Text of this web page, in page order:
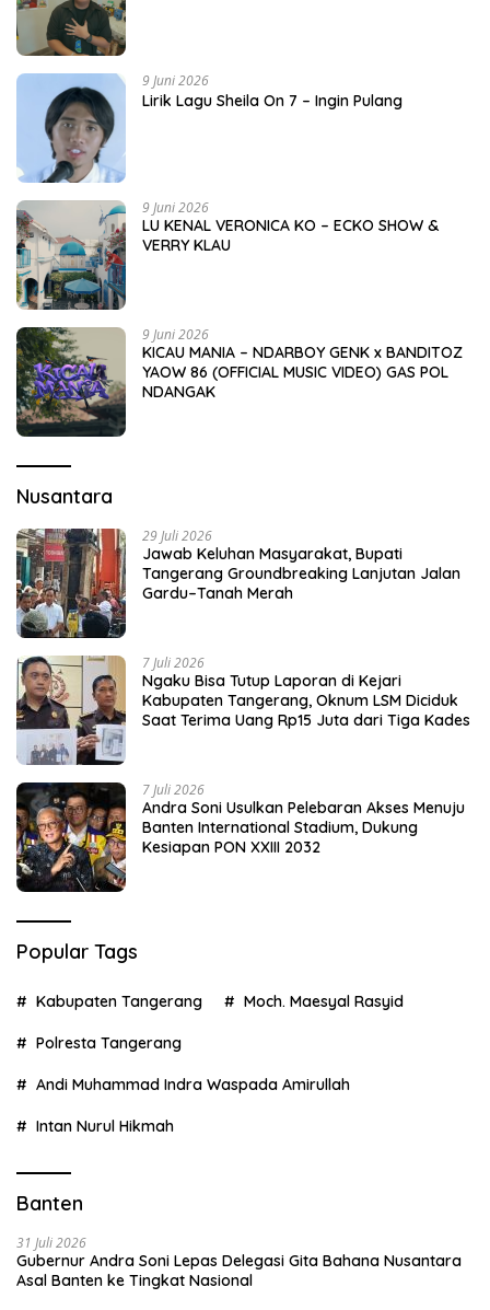
9 Juni 2026
Lirik Lagu Sheila On 7 – Ingin Pulang
9 Juni 2026
LU KENAL VERONICA KO – ECKO SHOW &
VERRY KLAU
9 Juni 2026
KICAU MANIA – NDARBOY GENK x BANDITOZ
YAOW 86 (OFFICIAL MUSIC VIDEO) GAS POL
NDANGAK
Nusantara
29 Juli 2026
Jawab Keluhan Masyarakat, Bupati
Tangerang Groundbreaking Lanjutan Jalan
Gardu–Tanah Merah
7 Juli 2026
Ngaku Bisa Tutup Laporan di Kejari
Kabupaten Tangerang, Oknum LSM Diciduk
Saat Terima Uang Rp15 Juta dari Tiga Kades
7 Juli 2026
Andra Soni Usulkan Pelebaran Akses Menuju
Banten International Stadium, Dukung
Kesiapan PON XXIII 2032
Popular Tags
Kabupaten Tangerang Moch. Maesyal Rasyid
Polresta Tangerang
Andi Muhammad Indra Waspada Amirullah
Intan Nurul Hikmah
Banten
31 Juli 2026
Gubernur Andra Soni Lepas Delegasi Gita Bahana Nusantara
Asal Banten ke Tingkat Nasional